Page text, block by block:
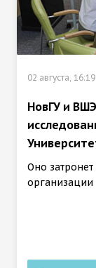
02 августа, 16:19
НовГУ и
Оно
организации